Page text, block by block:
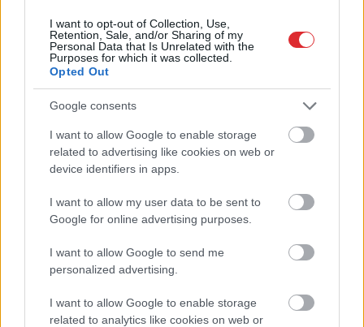
I want to opt-out of Collection, Use,
Retention, Sale, and/or Sharing of my
Personal Data that Is Unrelated with the
Purposes for which it was collected.
Opted Out
Google consents
I want to allow Google to enable storage
related to advertising like cookies on web or
device identifiers in apps.
I want to allow my user data to be sent to
Google for online advertising purposes.
I want to allow Google to send me
personalized advertising.
I want to allow Google to enable storage
related to analytics like cookies on web or
“Tā var ākstīties savā
virtuvē, nevis uz skatuves!”
Elita Mīlgrāve ļāvusies
negaidīti erotiskai skatuves
deja ar Eirovīzijas zvaigzni
Atcelt Ziņot